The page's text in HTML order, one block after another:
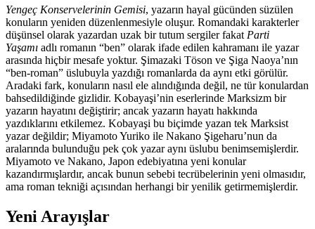
Yengeç Konservelerinin Gemisi, yazarın hayal gücünden süzülen
konuların yeniden düzenlenmesiyle oluşur. Romandaki karakterler
düşünsel olarak yazardan uzak bir tutum sergiler fakat Parti
Yaşamı adlı romanın “ben” olarak ifade edilen kahramanı ile yazar
arasında hiçbir mesafe yoktur. Şimazaki Töson ve Şiga Naoya’nın
“ben-roman” üslubuyla yazdığı romanlarda da aynı etki görülür.
Aradaki fark, konuların nasıl ele alındığında değil, ne tür konulardan
bahsedildiğinde gizlidir. Kobayaşi’nin eserlerinde Marksizm bir
yazarın hayatını değiştirir; ancak yazarın hayatı hakkında
yazdıklarını etkilemez. Kobayaşi bu biçimde yazan tek Marksist
yazar değildir; Miyamoto Yuriko ile Nakano Şigeharu’nun da
aralarında bulunduğu pek çok yazar aynı üslubu benimsemişlerdir.
Miyamoto ve Nakano, Japon edebiyatına yeni konular
kazandırmışlardır, ancak bunun sebebi tecrübelerinin yeni olmasıdır,
ama roman tekniği açısından herhangi bir yenilik getirmemişlerdir.
Yeni Arayışlar